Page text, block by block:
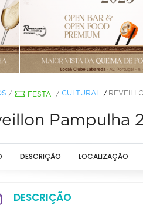
/ FESTA / CULTURAL
Pampulha
DESCRIÇÃO LOCALIZAÇÃO
DESCRIÇÃO